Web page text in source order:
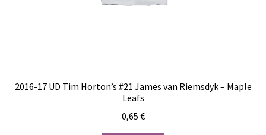
2016-17 UD Tim Horton’s #21 James van Riemsdyk – Maple
Leafs
0,65 €